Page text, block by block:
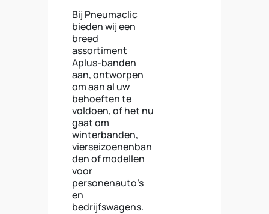
Bij Pneumaclic
bieden wij een
breed
assortiment
Aplus-banden
aan, ontworpen
om aan al uw
behoeften te
voldoen, of het nu
gaat om
winterbanden,
vierseizoenenban
den of modellen
voor
personenauto's
en
bedrijfswagens.